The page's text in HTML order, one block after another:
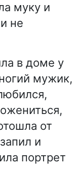
муку и
не
в доме у
мужик,
от
и
портрет